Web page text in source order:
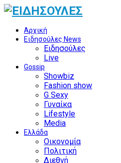
Αρχική
Ειδησούλες News
Ειδησούλες
Live
Gossip
Showbiz
Fashion show
G Sexy
Γυναίκα
Lifestyle
Media
Ελλάδα
Οικονομία
Πολιτική
Διεθνή